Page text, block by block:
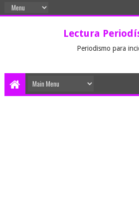
Lectura
Periodismo para